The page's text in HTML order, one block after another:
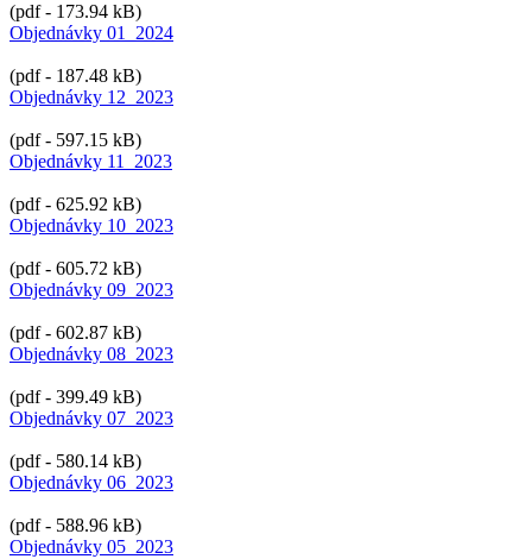
(pdf - 173.94 kB)
Objednávky 01_2024
(pdf - 187.48 kB)
Objednávky 12_2023
(pdf - 597.15 kB)
Objednávky 11_2023
(pdf - 625.92 kB)
Objednávky 10_2023
(pdf - 605.72 kB)
Objednávky 09_2023
(pdf - 602.87 kB)
Objednávky 08_2023
(pdf - 399.49 kB)
Objednávky 07_2023
(pdf - 580.14 kB)
Objednávky 06_2023
(pdf - 588.96 kB)
Objednávky 05_2023